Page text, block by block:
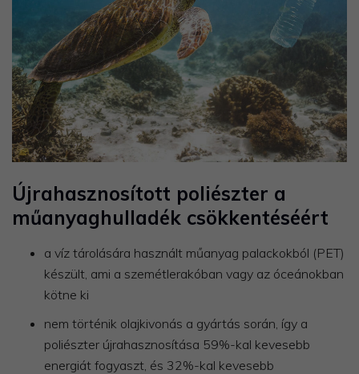
Újrahasznosított poliészter a
műanyaghulladék csökkentéséért
a víz tárolására használt műanyag palackokból (PET)
készült, ami a szemétlerakóban vagy az óceánokban
kötne ki
nem történik olajkivonás a gyártás során, így a
poliészter újrahasznosítása 59%-kal kevesebb
energiát fogyaszt, és 32%-kal kevesebb